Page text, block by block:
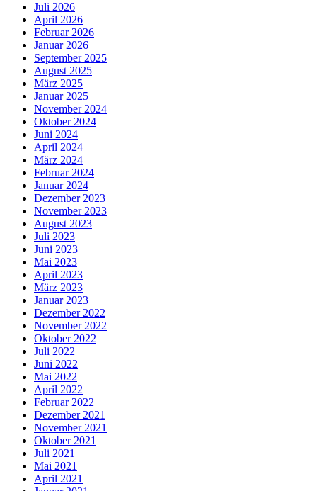
Juli 2026
April 2026
Februar 2026
Januar 2026
September 2025
August 2025
März 2025
Januar 2025
November 2024
Oktober 2024
Juni 2024
April 2024
März 2024
Februar 2024
Januar 2024
Dezember 2023
November 2023
August 2023
Juli 2023
Juni 2023
Mai 2023
April 2023
März 2023
Januar 2023
Dezember 2022
November 2022
Oktober 2022
Juli 2022
Juni 2022
Mai 2022
April 2022
Februar 2022
Dezember 2021
November 2021
Oktober 2021
Juli 2021
Mai 2021
April 2021